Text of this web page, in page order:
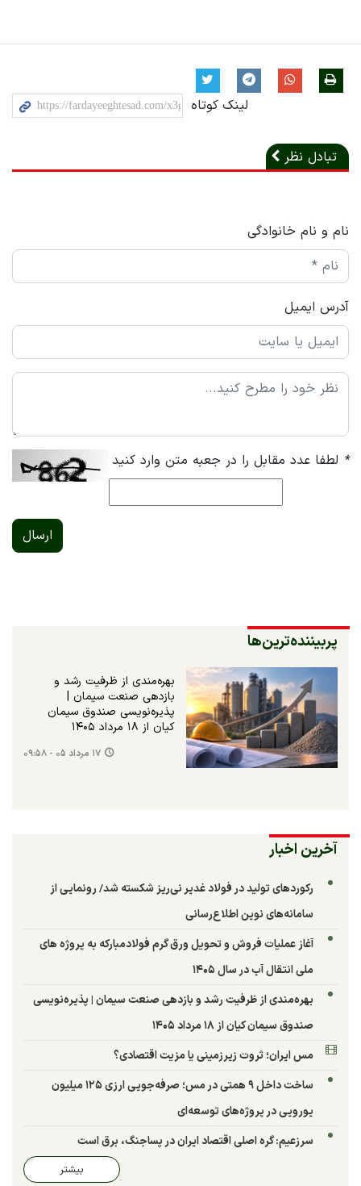
لینک کوتاه
تبادل نظر
نام و نام خانوادگی
آدرس ایمیل
* لطفا عدد مقابل را در جعبه متن وارد کنید
ارسال
پربیننده‌ترین‌ها
بهره‌مندی از ظرفیت رشد و
بازدهی صنعت سیمان |
پذیره‌نویسی صندوق سیمان
کیان از ۱۸ مرداد ۱۴۰۵
۱۷ مرداد ۰۵ - ۰۹:۵۸
آخرین اخبار
رکوردهای تولید در فولاد غدیر نی‌ریز شکسته شد/ رونمایی از
سامانه‌های نوین اطلاع‌رسانی
آغاز عملیات فروش و تحویل ورق گرم فولادمبارکه به پروژه های
ملی انتقال آب در سال ۱۴۰۵
بهره‌مندی از ظرفیت رشد و بازدهی صنعت سیمان | پذیره‌نویسی
صندوق سیمان کیان از ۱۸ مرداد ۱۴۰۵
مس ایران؛ ثروت زیرزمینی یا مزیت اقتصادی؟
ساخت داخل ۹ همتی در مس؛ صرفه‌جویی ارزی ۱۲۵ میلیون
یورویی در پروژه‌های توسعه‌ای
سرزعیم: گره اصلی اقتصاد ایران در پساجنگ، برق است
بیشتر